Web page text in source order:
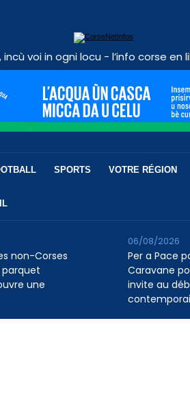
incù voi in ogni locu - l’info corse en
SPORTS VOTRE RÉGION
non-Corses
parquet
une
Per a Pace
Caravane
invite au
06/08/2026